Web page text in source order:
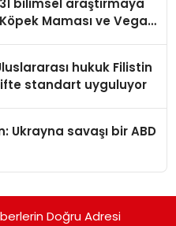
bilimsel araştırmaya
Maması ve Vegan
hukuk Filistin
standart uyguluyor
Ukrayna savaşı bir ABD
Doğru Adresi